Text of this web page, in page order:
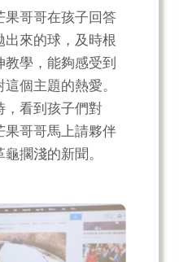
果哥哥在孩子回答
出來的球，及時根
學，能夠感受到
個主題的熱愛。
，看到孩子們對
果哥哥馬上請夥伴
擱淺的新聞。